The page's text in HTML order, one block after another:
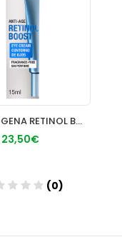
NEUTROGENA RETINOL BOOST CONTORNO DE OJOS 1 TUBO 15 ML
23,50€
(0)